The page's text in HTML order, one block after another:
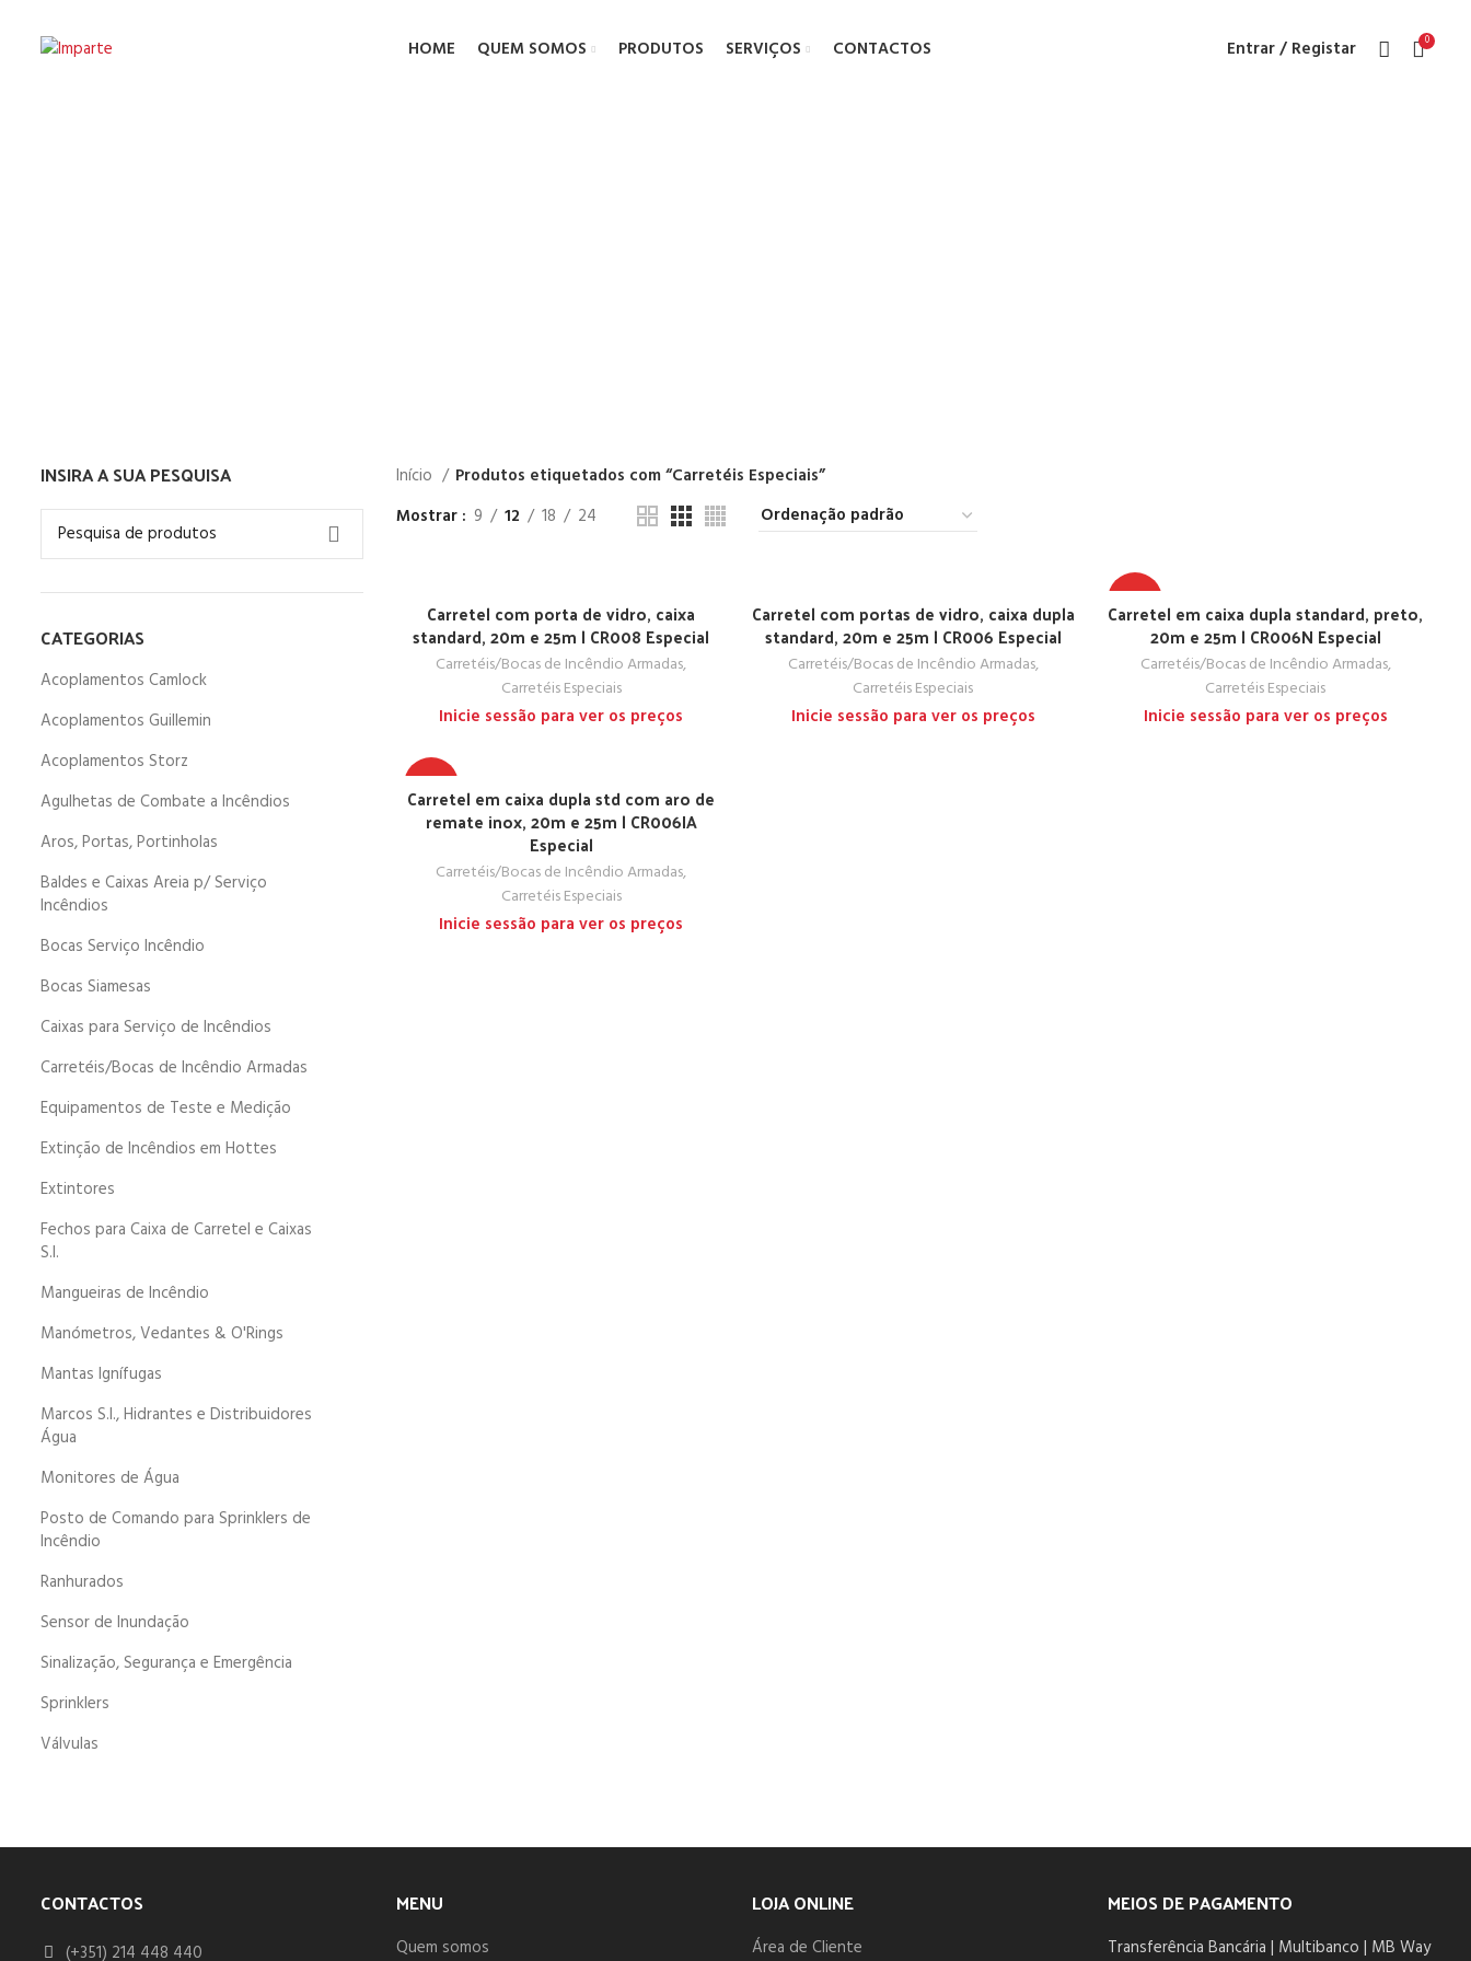
HOME QUEM SOMOS PRODUTOS SERVIÇOS CONTACTOS Entrar / Registar 0
INSIRA A SUA PESQUISA
CATEGORIAS
Acoplamentos Camlock
Acoplamentos Guillemin
Acoplamentos Storz
Agulhetas de Combate a Incêndios
Aros, Portas, Portinholas
Baldes e Caixas Areia p/ Serviço
Incêndios
Bocas Serviço Incêndio
Bocas Siamesas
Caixas para Serviço de Incêndios
Carretéis/Bocas de Incêndio Armadas
Equipamentos de Teste e Medição
Extinção de Incêndios em Hottes
Extintores
Fechos para Caixa de Carretel e Caixas
S.I.
Mangueiras de Incêndio
Manómetros, Vedantes & O'Rings
Mantas Ignífugas
Marcos S.I., Hidrantes e Distribuidores
Água
Monitores de Água
Posto de Comando para Sprinklers de
Incêndio
Ranhurados
Sensor de Inundação
Sinalização, Segurança e Emergência
Sprinklers
Válvulas
Início
Produtos etiquetados com “Carretéis Especiais”
Mostrar
9 12 18 24
Carretel com porta de vidro, caixa
standard, 20m e 25m | CR008 Especial
Carretéis/Bocas de Incêndio Armadas,
Carretéis Especiais
Inicie sessão para ver os preços
Carretel com portas de vidro, caixa dupla
standard, 20m e 25m | CR006 Especial
Carretéis/Bocas de Incêndio Armadas,
Carretéis Especiais
Inicie sessão para ver os preços
TOP
Carretel em caixa dupla standard, preto,
20m e 25m | CR006N Especial
Carretéis/Bocas de Incêndio Armadas,
Carretéis Especiais
Inicie sessão para ver os preços
TOP
Carretel em caixa dupla std com aro de
remate inox, 20m e 25m | CR006IA
Especial
Carretéis/Bocas de Incêndio Armadas,
Carretéis Especiais
Inicie sessão para ver os preços
CONTACTOS
(+351) 214 448 440
MENU
Quem somos
LOJA ONLINE
Área de Cliente
MEIOS DE PAGAMENTO
Transferência Bancária | Multibanco | MB Way